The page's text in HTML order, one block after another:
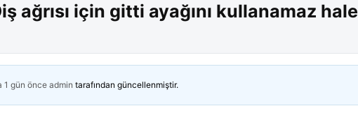
ağrısı için gitti ayağını kullanamaz hale
1 gün önceadmin tarafından güncellenmiştir.